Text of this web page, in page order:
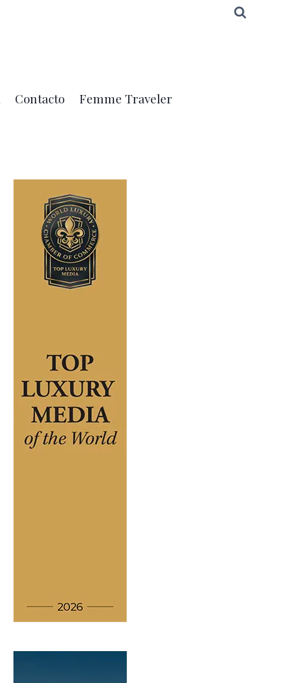
Contacto Femme Traveler